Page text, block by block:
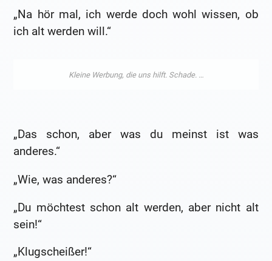
„Na hör mal, ich werde doch wohl wissen, ob
ich alt werden will.“
„Das schon, aber was du meinst ist was
anderes.“
„Wie, was anderes?“
„Du möchtest schon alt werden, aber nicht alt
sein!“
„Klugscheißer!“